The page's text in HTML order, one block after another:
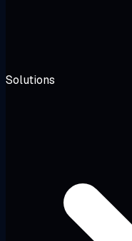
Solutions